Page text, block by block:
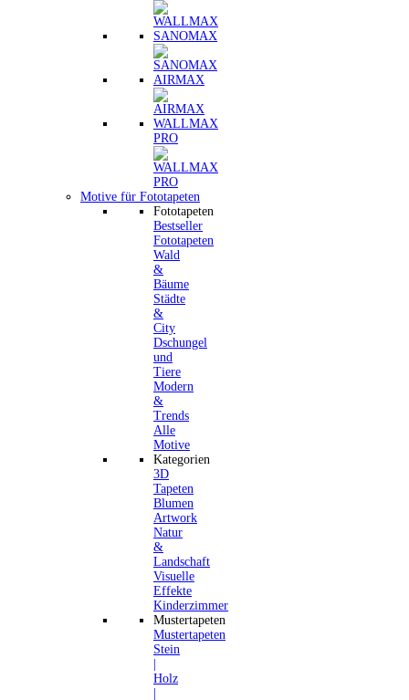
SANOMAX
AIRMAX
WALLMAX
PRO
Motive für Fototapeten
Fototapeten
Bestseller
Fototapeten
Wald
&
Bäume
Städte
&
City
Dschungel
und
Tiere
Modern
&
Trends
Alle
Motive
Kategorien
3D
Tapeten
Blumen
Artwork
Natur
&
Landschaft
Visuelle
Effekte
Kinderzimmer
Mustertapeten
Mustertapeten
Stein
Holz